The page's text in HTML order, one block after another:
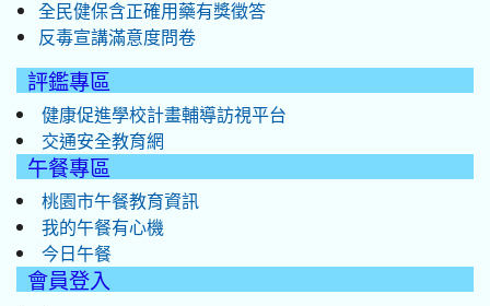
全民健保含正確用藥有獎徵答
反毒宣講滿意度問卷
評鑑專區
健康促進學校計畫輔導訪視平台
交通安全教育網
午餐專區
桃園市午餐教育資訊
我的午餐有心機
今日午餐
會員登入